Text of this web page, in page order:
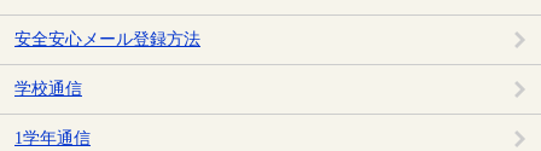
安全安心メール登録方法
学校通信
1学年通信